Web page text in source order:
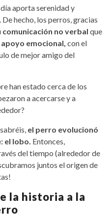
aporta serenidad y
hecho, los perros, gracias
no verbal que
apoyo emocional, con el
de mejor amigo del
han estado cerca de los
a acercarse y a
el perro evolucionó
el lobo. Entonces,
del tiempo (alrededor de
juntos el origen de
la historia a la